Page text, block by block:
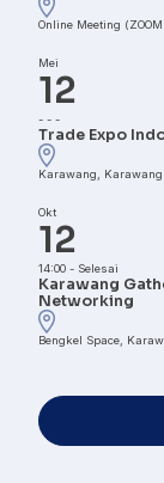
Online Meeting
Mei
12
- - -
Trade Expo
Karawang, Karawang
Okt
12
14:00 - Selesai
Karawang
Networking
Bengkel Space,